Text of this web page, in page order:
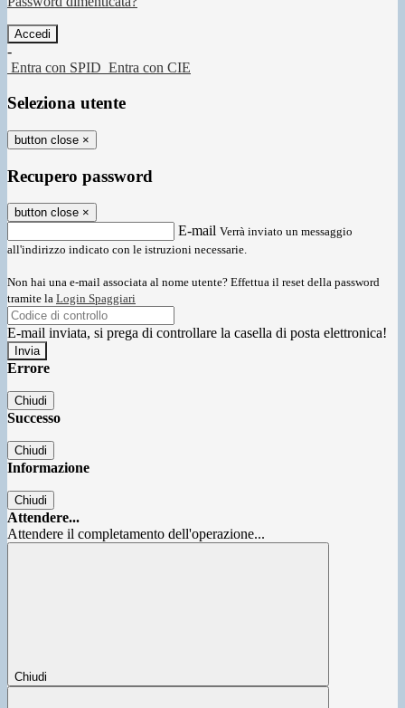
-
Entra con SPID Entra con CIE
Seleziona utente
button close ×
Recupero password
button close ×
E-mail Verrà inviato un messaggio
all'indirizzo indicato con le istruzioni necessarie.
Non hai una e-mail associata al nome utente? Effettua il reset della password
tramite la Login Spaggiari
E-mail inviata, si prega di controllare la casella di posta elettronica!
Errore
Chiudi
Successo
Chiudi
Informazione
Chiudi
Attendere...
Attendere il completamento dell'operazione...
Chiudi